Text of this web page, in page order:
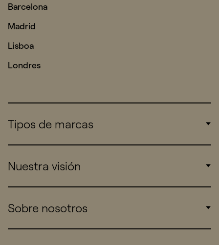
Barcelona
Madrid
Lisboa
Londres
Tipos de marcas
Consumers
Startups
Nuestra visión
Work
Sobre nosotros